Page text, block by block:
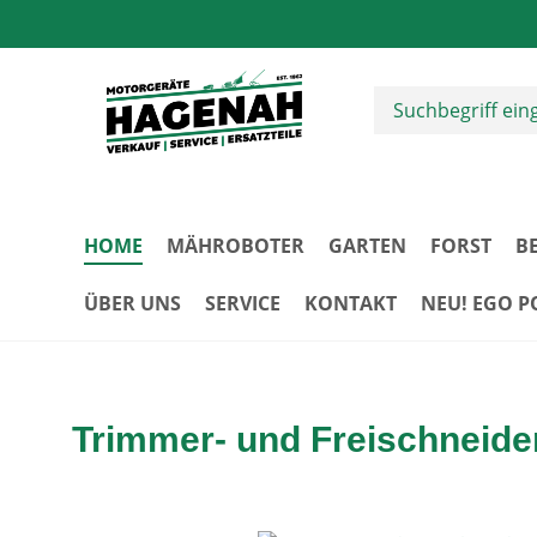
HOME MÄHROBOTER GARTEN FORST
ÜBER UNS SERVICE KONTAKT NEU! EGO
Trimmer- und